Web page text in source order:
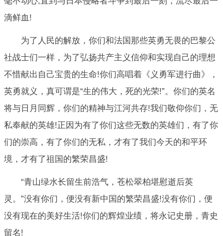
滴鲜血!
为了人民的解放，你们和法国那些英勇无畏的巴黎公
社战士们一样，为了弘扬共产主义信仰和实现自己的理想
不惜献出自己宝贵的生命!你们高唱着《义勇军进行曲》，
英勇就义，真可谓是“生的伟大，死的光荣!”。你们的英名
将与日月同辉，你们的精神与江河共存!我们敬仰你们，无
私奉献的英雄!正因为有了你们这些无数的英雄们，有了你
们的崇高，有了你们的无私，才有了我们今天的和平环
境，才有了祖国的繁荣昌盛!
“青山绿水长留生前浩气，苍松翠柏堪慰逝后英
灵。”没有你们，便没有新中国的繁荣昌盛!没有你们，便
没有现在的美好生活!你们的辉煌业绩，将永记史册，青史
留名!